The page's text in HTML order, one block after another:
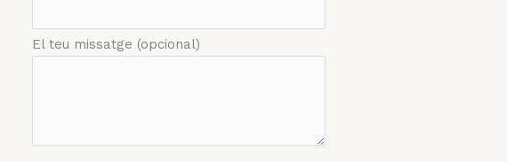
El teu missatge (opcional)